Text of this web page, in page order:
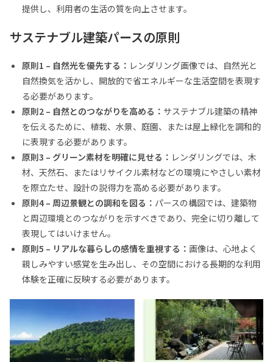
提供し、利用者の生活の質を向上させます。
サステナブル建築パースの原則
原則1 – 自然光を優先する： レンダリング画像では、自然光と
自然換気を活かし、開放的で省エネルギーな生活空間を表現す
る必要があります。
原則2 – 自然とのつながりを高める： サステナブル建築の精神
を伝えるために、植栽、水景、庭園、または屋上緑化を調和的
に表現する必要があります。
原則3 – グリーン素材を明確に見せる： レンダリングでは、木
材、天然石、またはリサイクル素材などの環境にやさしい素材
を際立たせ、設計の説得力を高める必要があります。
原則4 – 周辺景観との調和を図る： パースの構図では、建築物
と周辺環境とのつながりを示すべきであり、完全に切り離して
表現してはいけません。
原則5 – リアルな暮らしの感情を重視する： 画像は、心地よく
親しみやすい感覚を生み出し、その空間における長期的な利用
体験を正確に反映する必要があります。